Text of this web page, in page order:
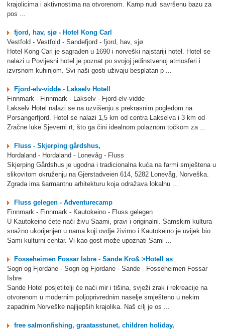
krajolicima i aktivnostima na otvorenom. Kamp nudi savršenu bazu za
pos ...
fjord, hav, sjø - Hotel Kong Carl
Vestfold - Vestfold - Sandefjord - fjord, hav, sjø
Hotel Kong Carl je sagrađen u 1690 i norveški najstariji hotel. Hotel se
nalazi u Povijesni hotel je poznat po svojoj jedinstvenoj atmosferi i
izvrsnom kuhinjom. Svi naši gosti uživaju besplatan p ...
Fjord-elv-vidde - Lakselv Hotell
Finnmark - Finnmark - Lakselv - Fjord-elv-vidde
Lakselv Hotel nalazi se na uzvišenju s prekrasnim pogledom na
Porsangerfjord. Hotel se nalazi 1,5 km od centra Lakselva i 3 km od
Zračne luke Sjeverni rt, što ga čini idealnom polaznom točkom za ...
Fluss - Skjerping gårdshus,
Hordaland - Hordaland - Lonevåg - Fluss
Skjerping Gårdshus je ugodna i tradicionalna kuća na farmi smještena u
slikovitom okruženju na Gjerstadveien 614, 5282 Lonevåg, Norveška.
Zgrada ima šarmantnu arhitekturu koja odražava lokalnu ...
Fluss gelegen - Adventurecamp
Finnmark - Finnmark - Kautokeino - Fluss gelegen
U Kautokeino ćete naći živu Saami, pravi i originalni. Samskim kultura
snažno ukorijenjen u nama koji ovdje živimo i Kautokeino je uvijek bio
Sami kulturni centar. Vi kao gost može upoznati Sami ...
Fosseheimen Fossar Isbre - Sande Kro& >Hotell as
Sogn og Fjordane - Sogn og Fjordane - Sande - Fosseheimen Fossar
Isbre
Sande Hotel posjetitelji će naći mir i tišina, svježi zrak i rekreacije na
otvorenom u modernim poljoprivrednim naselje smješteno u nekim
zapadnim Norveške najljepših krajolika. Naš cilj je os ...
free salmonfishing, graatasstunet, children holiday,